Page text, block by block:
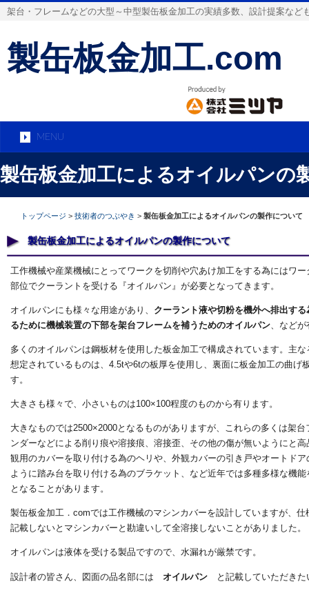
架台・フレームなどの大型～中型製缶板金加工の実績多数、設計提案など
製缶板金加工.com
MENU
製缶板金加工によるオイルパンの
トップページ 技術者のつぶやき 製缶板金加工によるオイルパンの製作について
製缶板金加工によるオイルパンの製作について
工作機械や産業機械にとってワークを切削や穴あけ加工をする為にはワ
部位でクーラントを受ける『オイルパン』が必要となってきます。
オイルパンにも様々な用途があり、 クーラント液や切粉を機外へ排出す
るために機械装置の下部を架台フレームを補うためのオイルパン、などが
多くのオイルパンは鋼板材を使用した板金加工で構成されています。主
想定されているものは、4.5tや6tの板厚を使用し、裏面に板金加工の曲
す。
大きさも様々で、小さいものは100×100程度のものから有ります。
大きなものでは2500×2000となるものがありますが、これらの多くは架
ンダーなどによる削り痕や溶接痕、溶接歪、その他の傷が無いようにと
観用のカバーを取り付ける為のヘリや、外観カバーの引き戸やオートド
ように踏み台を取り付ける為のブラケット、など近年では多種多様な機
となることがあります。
製缶板金加工．comでは工作機械のマシンカバーを設計していますが、
記載しないとマシンカバーと勘違いして全溶接しないことがありました。
オイルパンは液体を受ける製品ですので、水漏れが厳禁です。
設計者の皆さん、図面の品名部には オイルパン と記載していただきた